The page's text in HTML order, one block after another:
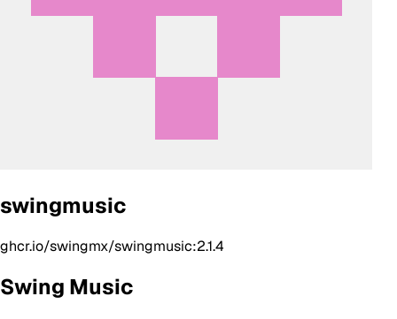
swingmusic
ghcr.io/swingmx/swingmusic:2.1.4
Swing Music